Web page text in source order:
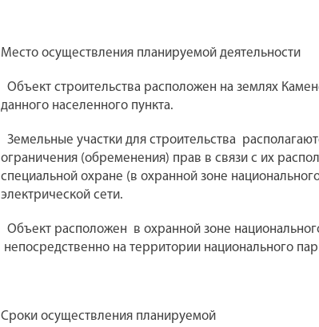
Место осуществления планируемой деятельности
Объект строительства расположен на землях
данного населенного пункта.
Земельные участки для строительства
ограничения (обременения) прав в связи с их
специальной охране (в охранной зоне
электрической сети.
Объект расположен в охранной зоне
непосредственно на территории национального
Сроки осуществления планируемой